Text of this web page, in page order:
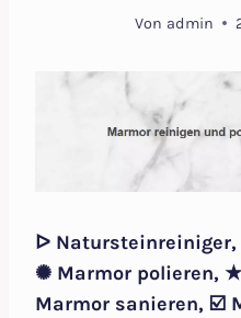
Von admin
ᐅ Natursteinreiniger,
✺ Marmor polieren,
Marmor sanieren, ☑️